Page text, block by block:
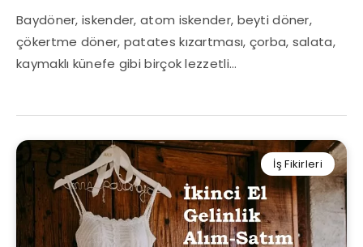
Baydöner, iskender, atom iskender, beyti döner,
çökertme döner, patates kızartması, çorba, salata,
kaymaklı künefe gibi birçok lezzetli…
İş Fikirleri